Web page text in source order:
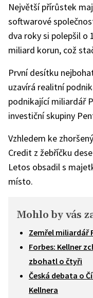
Největší přírůstek
softwarové
dva roky si polepšil o
miliard korun, což
První desítku
uzavírá realitní
podnikající miliardář
investiční skupiny
Vzhledem ke
Credit z žebříčku
Letos obsadil s
místo.
Mohlo by vás
Zemřel miliardář
Forbes: Kellner
zbohatl o čtyři
Česká debata o
Kellnera